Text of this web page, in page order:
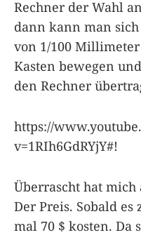
Rechner der Wahl
dann kann man
von 1/100
Kasten bewegen
den Rechner
https://
v=1RIh6GdRYjY#!
Überrascht hat
Der Preis. Sobald
mal 70 $ kosten. Da